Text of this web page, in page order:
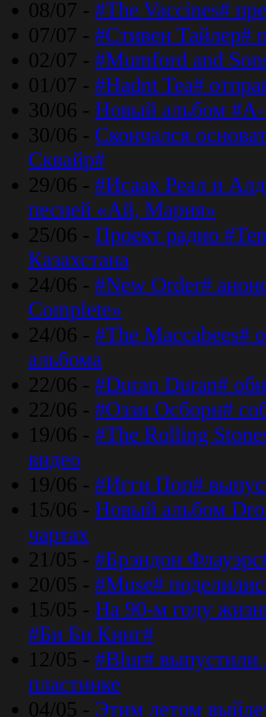
08/07 - #The Vaccines#
07/07 - #Стивен Тайлер#
02/07 - #Mumford and
01/07 - #Hadnt Tea#
30/06 - Новый альбом #A-
30/06 - Скончался
Сквайр#
29/06 - #Исаак Реал и
песней «Ай, Мария»
25/06 - Проект радио
Казахстана
24/06 - #New Order#
Complete»
24/06 - #The Maccabees#
альбома
22/06 - #Duran Duran#
22/06 - #Оззи Осборн#
19/06 - #The Rolling
видео
19/06 - #Игги Поп#
15/06 - Новый альбом
чартах
21/05 - #Брэндон
20/05 - #Muse#
15/05 - На 90-м году
#Би Би Кинг#
12/05 - #Blur# выпустили
пластинке
04/05 - Этим летом